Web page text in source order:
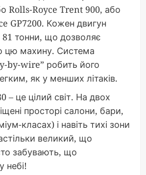
Rolls-Royce Trent 900, або
GP7200. Кожен двигун
81 тонни, що дозволяє
цю махину. Система
by-wire” робить його
як у менших літаків.
– це цілий світ. На двох
просторі салони, бари,
класах) і навіть тихі зони
великий, що
забувають, що
небі!